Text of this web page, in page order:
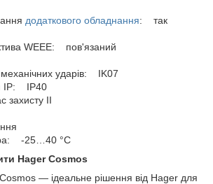
додаткового обладнання: так
WEEE: пов'язаний
механічних ударів: IK07
ІР: IP40
захисту IІ
-25…40 °C
Hager Cosmos
Cosmos — ідеальне рішення від Hager для